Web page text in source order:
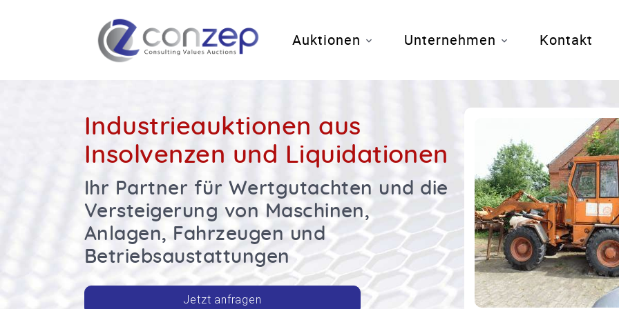
Auktionen Unternehmen Kontakt
Industrieauktionen aus
Insolvenzen und Liquidationen
Ihr Partner für Wertgutachten und die
Versteigerung von Maschinen,
Anlagen, Fahrzeugen und
Betriebsaustattungen
Jetzt anfragen